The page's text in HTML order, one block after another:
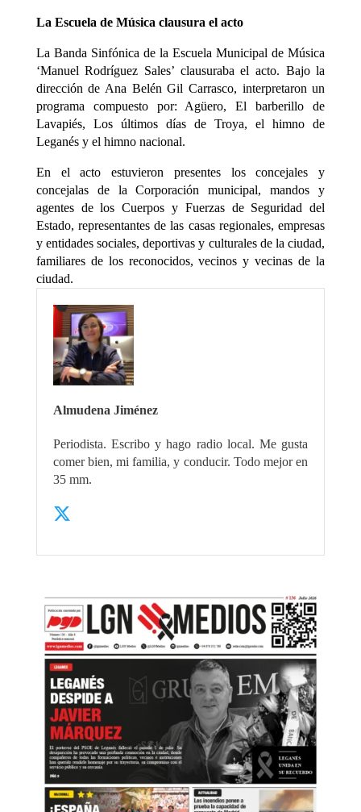
La Escuela de Música clausura el acto
La Banda Sinfónica de la Escuela Municipal de Música
‘Manuel Rodríguez Sales’ clausuraba el acto. Bajo la
dirección de Ana Belén Gil Carrasco, interpretaron un
programa compuesto por: Agüero, El barberillo de
Lavapiés, Los últimos días de Troya, el himno de
Leganés y el himno nacional.
En el acto estuvieron presentes los concejales y
concejalas de la Corporación municipal, mandos y
agentes de los Cuerpos y Fuerzas de Seguridad del
Estado, representantes de las casas regionales, empresas
y entidades sociales, deportivas y culturales de la ciudad,
familiares de los reconocidos, vecinos y vecinas de la
ciudad.
Almudena Jiménez
Periodista. Escribo y hago radio local. Me gusta
comer bien, mi familia, y conducir. Todo mejor en
35 mm.